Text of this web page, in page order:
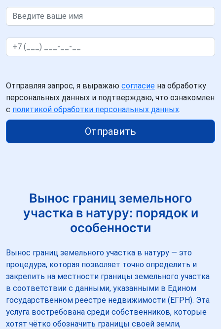
Отправляя запрос, я выражаю согласие на обработку
персональных данных и подтверждаю, что ознакомлен
с политикой обработки персональных данных.
Отправить
Вынос границ земельного
участка в натуру: порядок и
особенности
Вынос границ земельного участка в натуру — это
процедура, которая позволяет точно определить и
закрепить на местности границы земельного участка
в соответствии с данными, указанными в Едином
государственном реестре недвижимости (ЕГРН). Эта
услуга востребована среди собственников, которые
хотят чётко обозначить границы своей земли,